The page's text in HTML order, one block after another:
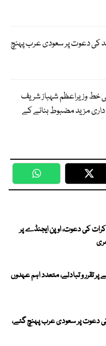
کی دعوت پر سعودی عرب پہنچ
وزیراعظم شہباز شریف
مزید مضبوط بنانے کے
WhatsApp
کی دعوت، اوپن ایجنڈے پر
تقرر و تبادلے، متعدد اہم عہدوں
دعوت پر سعودی عرب پہنچ گئے،